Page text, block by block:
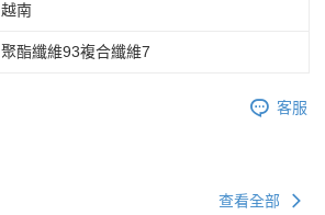
越南
聚酯纖維93複合纖維7
客服
查看全部